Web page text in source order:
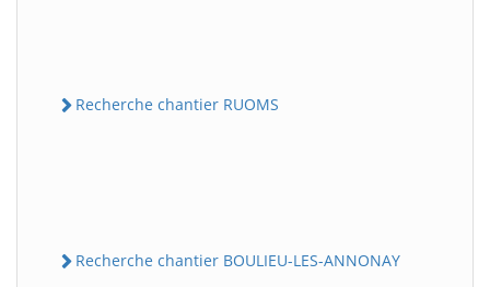
Recherche chantier RUOMS
Recherche chantier BOULIEU-LES-ANNONAY